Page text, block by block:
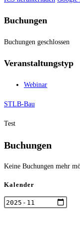
Buchungen
Buchungen geschlossen
Veranstaltungstyp
Webinar
STLB-Bau
Test
Buchungen
Keine Buchungen mehr
Kalender